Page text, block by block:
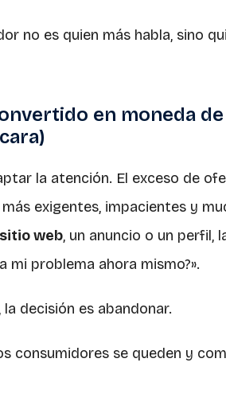
no es quien más habla, sino
en moneda
la atención. El exceso de
exigentes, impacientes y
sitio web, un anuncio o un perfil,
mi problema ahora mismo?».
decisión es abandonar.
consumidores se queden y